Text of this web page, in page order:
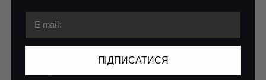
ПІДПИСАТИСЯ